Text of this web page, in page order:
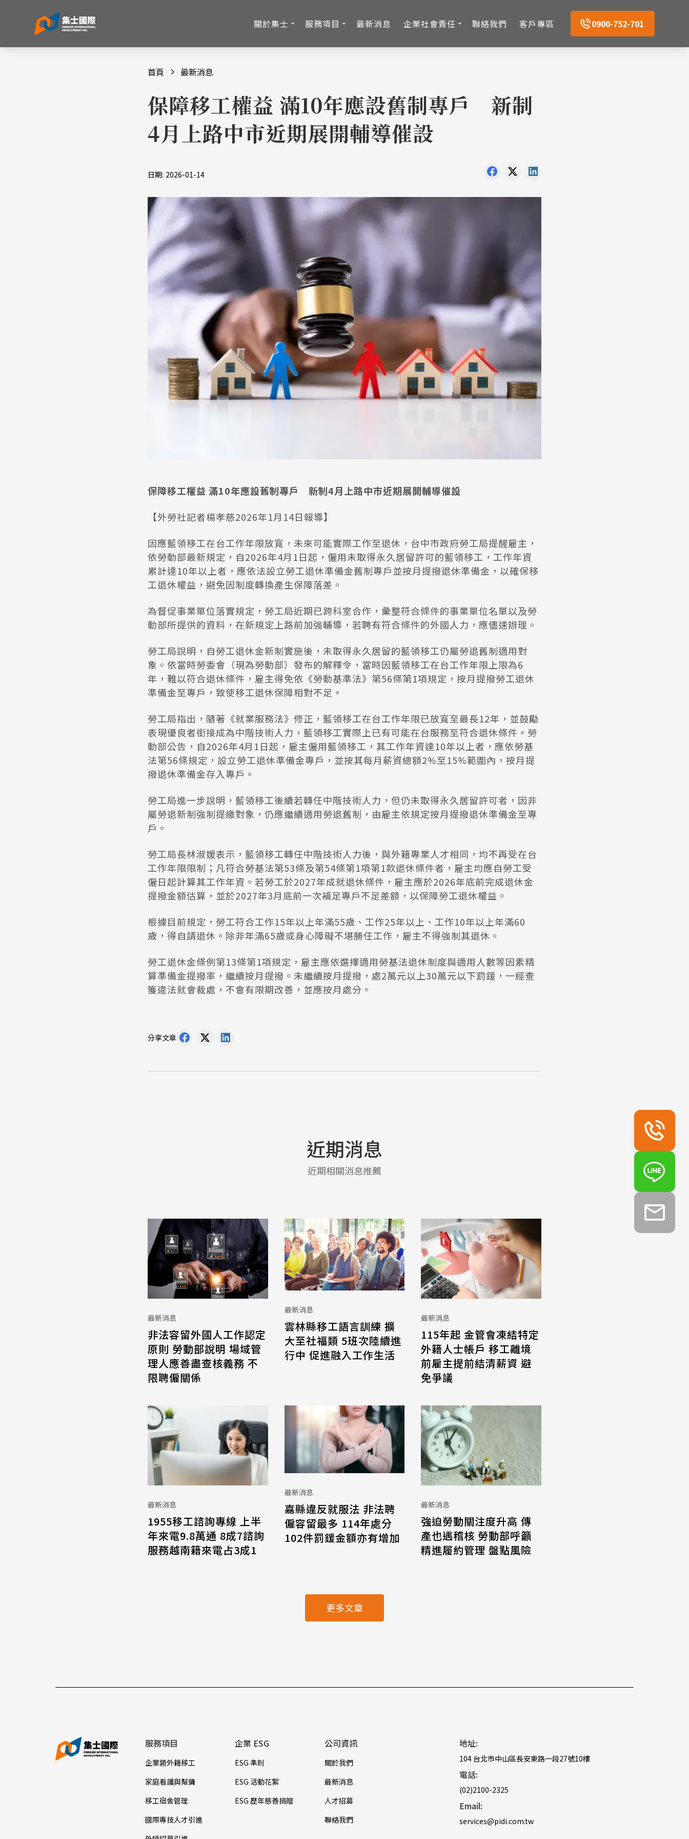
關於集士 服務項目 最新消息 企業社會責任 聯絡我們 客戶專區 0900-752-701
首頁 最新消息
保障移工權益 滿10年應設舊制專戶 新制
4月上路中市近期展開輔導催設
日期: 2026-01-14
保障移工權益 滿10年應設舊制專戶 新制4月上路中市近期展開輔導催設
【外勞社記者楊孝慈2026年1月14日報導】
因應藍領移工在台工作年限放寬，未來可能實際工作至退休，台中市政府勞工局提醒雇主，
依勞動部最新規定，自2026年4月1日起，僱用未取得永久居留許可的藍領移工，工作年資
累計達10年以上者，應依法設立勞工退休準備金舊制專戶並按月提撥退休準備金，以確保移
工退休權益，避免因制度轉換產生保障落差。
為督促事業單位落實規定，勞工局近期已跨科室合作，彙整符合條件的事業單位名單以及勞
動部所提供的資料，在新規定上路前加強輔導，若聘有符合條件的外國人力，應儘速辦理。
勞工局說明，自勞工退休金新制實施後，未取得永久居留的藍領移工仍屬勞退舊制適用對
象。依當時勞委會（現為勞動部）發布的解釋令，當時因藍領移工在台工作年限上限為6
年，難以符合退休條件，雇主得免依《勞動基準法》第56條第1項規定，按月提撥勞工退休
準備金至專戶，致使移工退休保障相對不足。
勞工局指出，隨著《就業服務法》修正，藍領移工在台工作年限已放寬至最長12年，並鼓勵
表現優良者銜接成為中階技術人力，藍領移工實際上已有可能在台服務至符合退休條件。勞
動部公告，自2026年4月1日起，雇主僱用藍領移工，其工作年資達10年以上者，應依勞基
法第56條規定，設立勞工退休準備金專戶，並按其每月薪資總額2%至15%範圍內，按月提
撥退休準備金存入專戶。
勞工局進一步說明，藍領移工後續若轉任中階技術人力，但仍未取得永久居留許可者，因非
屬勞退新制強制提繳對象，仍應繼續適用勞退舊制，由雇主依規定按月提撥退休準備金至專
戶。
勞工局長林淑媛表示，藍領移工轉任中階技術人力後，與外籍專業人才相同，均不再受在台
工作年限限制；凡符合勞基法第53條及第54條第1項第1款退休條件者，雇主均應自勞工受
僱日起計算其工作年資。若勞工於2027年成就退休條件，雇主應於2026年底前完成退休金
提撥金額估算，並於2027年3月底前一次補足專戶不足差額，以保障勞工退休權益。
根據目前規定，勞工符合工作15年以上年滿55歲、工作25年以上、工作10年以上年滿60
歲，得自請退休。除非年滿65歲或身心障礙不堪勝任工作，雇主不得強制其退休。
勞工退休金條例第13條第1項規定，雇主應依選擇適用勞基法退休制度與適用人數等因素精
算準備金提撥率，繼續按月提撥。未繼續按月提撥，處2萬元以上30萬元以下罰鍰，一經查
獲違法就會裁處，不會有限期改善，並應按月處分。
分享文章
近期消息
近期相關消息推薦
最新消息
非法容留外國人工作認定
原則 勞動部說明 場域管
理人應善盡查核義務 不
限聘僱關係
最新消息
雲林縣移工語言訓練 擴
大至社福類 5班次陸續進
行中 促進融入工作生活
最新消息
115年起 金管會凍結特定
外籍人士帳戶 移工離境
前雇主提前結清薪資 避
免爭議
最新消息
1955移工諮詢專線 上半
年來電9.8萬通 8成7諮詢
服務越南籍來電占3成1
最新消息
嘉縣違反就服法 非法聘
僱容留最多 114年處分
102件罰鍰金額亦有增加
最新消息
強迫勞動關注度升高 傳
產也遇稽核 勞動部呼籲
精進履約管理 盤點風險
更多文章
服務項目
企業類外籍移工
家庭看護與幫傭
移工宿舍管理
國際專技人才引進
企業 ESG
ESG 準則
ESG 活動花絮
ESG 歷年慈善捐贈
公司資訊
關於我們
最新消息
人才招募
聯絡我們
地址:
104 台北市中山區長安東路一段27號10樓
電話:
(02)2100-2325
Email:
services@pidi.com.tw